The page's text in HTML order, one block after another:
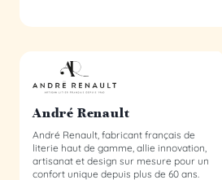
André Renault membre du collectif
André Renault
André Renault, fabricant français de
literie haut de gamme, allie innovation,
artisanat et design sur mesure pour un
confort unique depuis plus de 60 ans.